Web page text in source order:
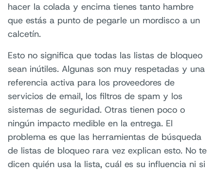
hacer la colada y encima tienes tanto hambre
que estás a punto de pegarle un mordisco a un
calcetín.
Esto no significa que todas las listas de bloqueo
sean inútiles. Algunas son muy respetadas y una
referencia activa para los proveedores de
servicios de email, los filtros de spam y los
sistemas de seguridad. Otras tienen poco o
ningún impacto medible en la entrega. El
problema es que las herramientas de búsqueda
de listas de bloqueo rara vez explican esto. No te
dicen quién usa la lista, cuál es su influencia ni si